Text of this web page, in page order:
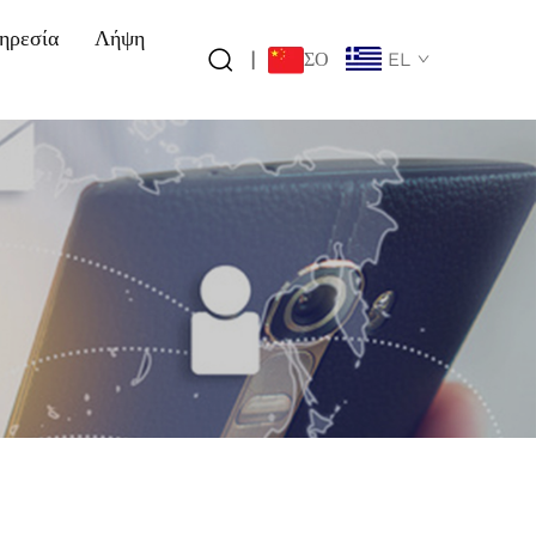
Λήψη
| ΣΟ EL